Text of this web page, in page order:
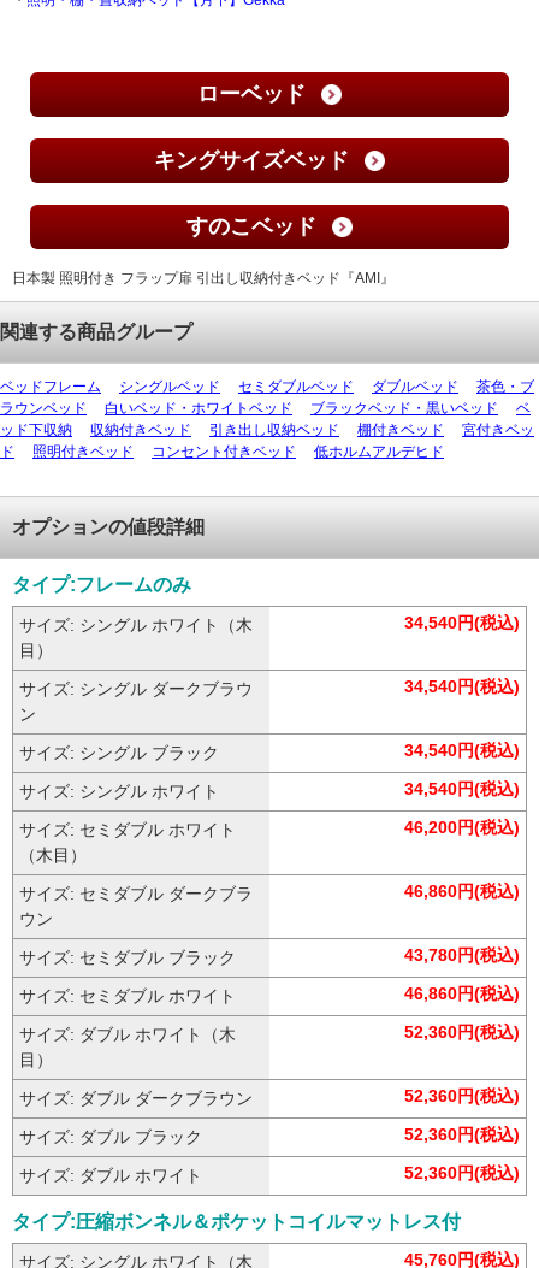
ローベッド
キングサイズベッド
すのこベッド
日本製 照明付き フラップ扉 引出し収納付きベッド『AMI』
関連する商品グループ
ベッドフレーム シングルベッド セミダブルベッド ダブルベッド
茶色・ブ
ラウンベッド
白いベッド・ホワイトベッド ブラックベッド・黒いベッド
ベ
ッド下収納
収納付きベッド 引き出し収納ベッド 棚付きベッド
宮付きベッ
ド
照明付きベッド コンセント付きベッド 低ホルムアルデヒド
オプションの値段詳細
タイプ:フレームのみ
サイズ: シングル ホワイト（木
目）
34,540円(税込)
サイズ: シングル ダークブラウ
ン
34,540円(税込)
サイズ: シングル ブラック 34,540円(税込)
サイズ: シングル ホワイト 34,540円(税込)
サイズ: セミダブル ホワイト
（木目）
46,200円(税込)
サイズ: セミダブル ダークブラ
ウン
46,860円(税込)
サイズ: セミダブル ブラック 43,780円(税込)
サイズ: セミダブル ホワイト 46,860円(税込)
サイズ: ダブル ホワイト（木
目）
52,360円(税込)
サイズ: ダブル ダークブラウン 52,360円(税込)
サイズ: ダブル ブラック 52,360円(税込)
サイズ: ダブル ホワイト 52,360円(税込)
タイプ:圧縮ボンネル＆ポケットコイルマットレス付
サイズ: シングル ホワイト（木 45,760円(税込)